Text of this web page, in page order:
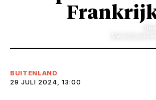
BUITENLAND
29 JULI 2024, 13:00